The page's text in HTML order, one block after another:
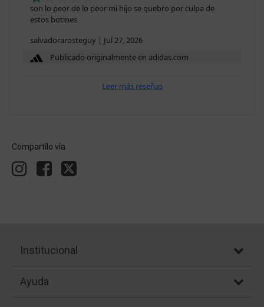
son lo peor de lo peor mi hijo se quebro por culpa de
estos botines
salvadorarosteguy | Jul 27, 2026
Publicado originalmente en adidas.com
Leer más reseñas
Compartílo vía
Institucional
Ayuda